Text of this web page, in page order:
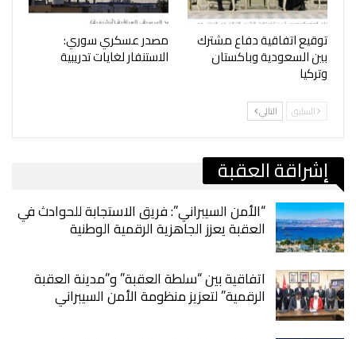
توقيع اتفاقية دفاع مشترك
بين السعودية وباكستان
وتركيا
مصدر عسكري سوري:
الاستنفار لغايات تدريبية
السابق التالي
إشراقة العقبة
“الأمن السيبراني”: فريق الاستجابة للحوادث في
العقبة يعزز الجاهزية الرقمية الوطنية
اتفاقية بين “سلطة العقبة” و”مدينة العقبة
الرقمية” لتعزيز منظومة الأمن السيبراني